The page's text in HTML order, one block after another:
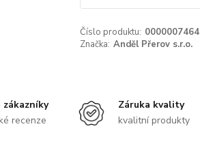
Číslo produktu: 0000007464
Značka: Anděl Přerov s.r.o.
zákazníky
recenze
Záruka kvality
kvalitní produkty